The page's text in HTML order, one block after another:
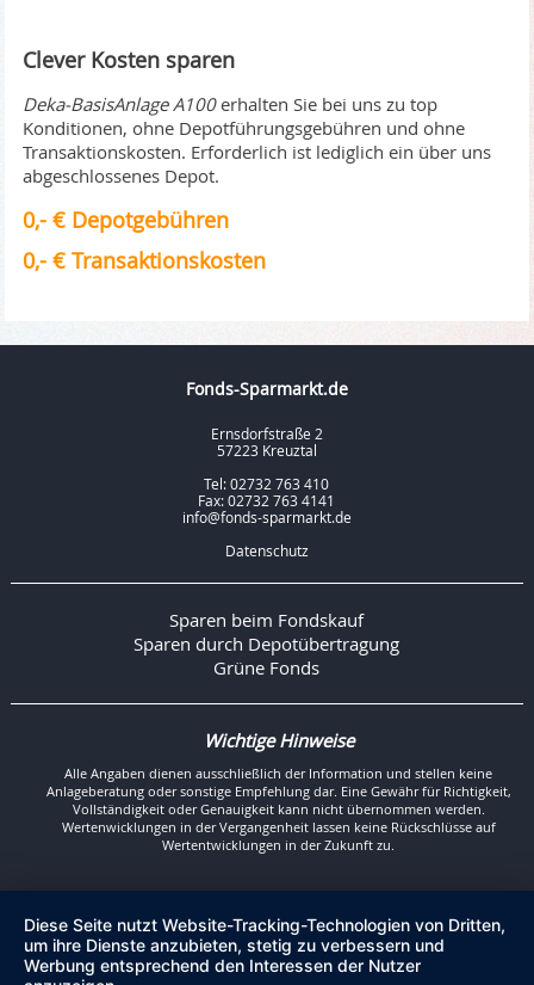
Clever Kosten sparen
Deka-BasisAnlage A100erhalten Sie bei uns zu top
Konditionen, ohne Depotführungsgebühren und ohne
Transaktionskosten. Erforderlich ist lediglich ein über uns
abgeschlossenes Depot.
0,- € Depotgebühren
0,- € Transaktionskosten
Fonds-Sparmarkt.de
Ernsdorfstraße 2
57223 Kreuztal
Tel: 02732 763 410
Fax: 02732 763 4141
info@fonds-sparmarkt.de
Datenschutz
Sparen beim Fondskauf
Sparen durch Depotübertragung
Grüne Fonds
Wichtige Hinweise
Alle Angaben dienen ausschließlich der Information und stellen keine
Anlageberatung oder sonstige Empfehlung dar. Eine Gewähr für Richtigkeit,
Vollständigkeit oder Genauigkeit kann nicht übernommen werden.
Wertenwicklungen in der Vergangenheit lassen keine Rückschlüsse auf
Wertentwicklungen in der Zukunft zu.
Diese Seite nutzt Website-Tracking-Technologien von Dritten,
um ihre Dienste anzubieten, stetig zu verbessern und
Werbung entsprechend den Interessen der Nutzer